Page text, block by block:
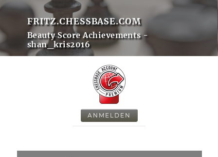
FRITZ.CHESSBASE.COM
Beauty Score Achievements -
shan_kris2016
ANMELDEN